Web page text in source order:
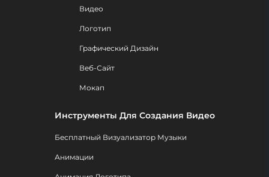
Видео
Логотип
Графический Дизайн
Веб-Сайт
Мокап
Инструменты Для Создания Видео
Бесплатный Визуализатор Музыки
Анимации